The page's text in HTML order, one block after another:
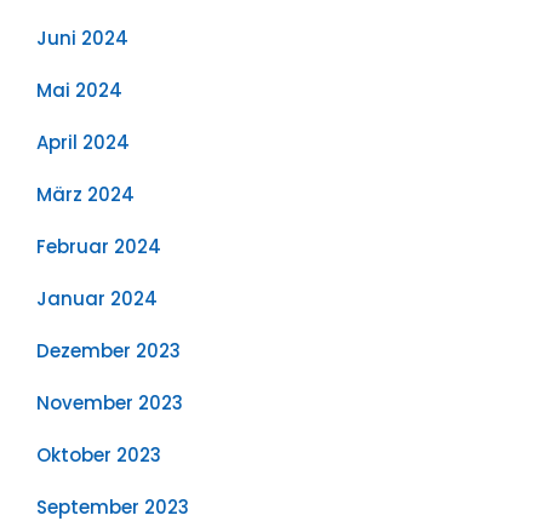
Juni 2024
Mai 2024
April 2024
März 2024
Februar 2024
Januar 2024
Dezember 2023
November 2023
Oktober 2023
September 2023